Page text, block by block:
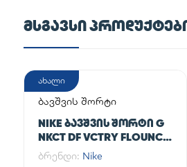
ᲛᲡᲒᲐᲕᲡᲘ
ახალი
ბავშვის შორტი
NIKE ᲑᲐᲕᲨᲕᲘᲡ ᲨᲝᲠᲢᲘ G
NKCT DF VCTRY FLOUNCY
SKRT
ბრენდი: Nike